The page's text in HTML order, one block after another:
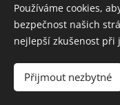
by
Používáme cookies,
bezpečnost našich
nejlepší zkušenost při
Přijmout nezbytné